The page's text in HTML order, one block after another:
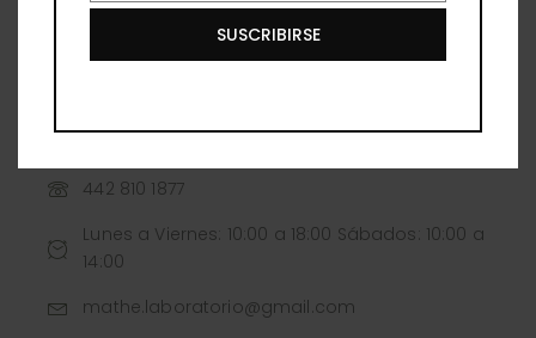
Contacto
442 810 1877
Lunes a Viernes: 10:00 a 18:00 Sábados: 10:00 a
14:00
mathe.laboratorio@gmail.com
SUSCRIBIRSE